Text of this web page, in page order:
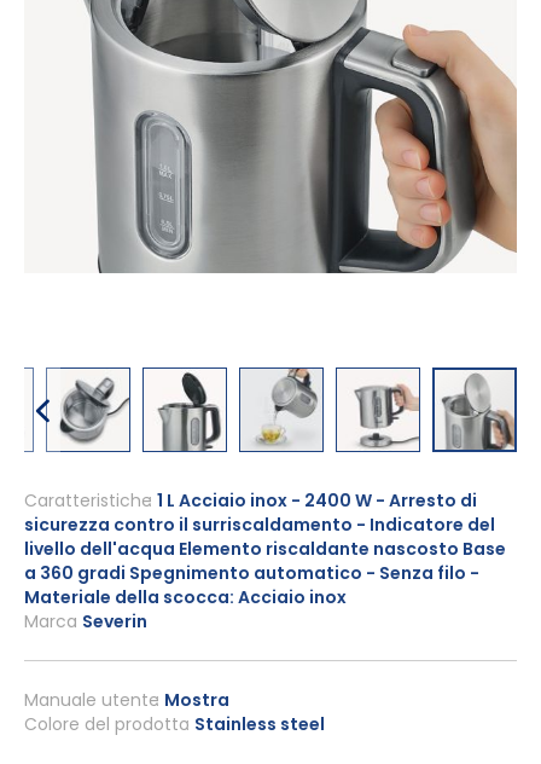
all'inizio
della
galleria
di
immagini
Marca Severin
Manuale utente Mostra
Caratteristiche 1 L Acciaio inox - 2400 W - Arresto di
sicurezza contro il surriscaldamento - Indicatore del
livello dell'acqua Elemento riscaldante nascosto Base
a 360 gradi Spegnimento automatico - Senza filo -
Materiale della scocca: Acciaio inox
Colore del prodotto Stainless steel